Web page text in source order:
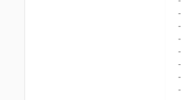
-
-
-
-
-
-
-